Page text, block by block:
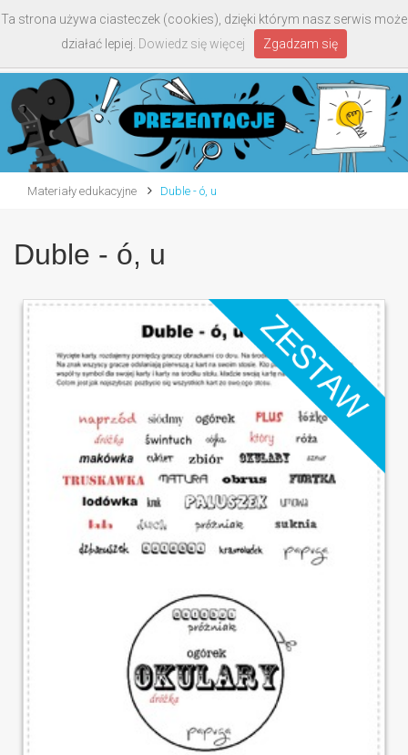
Materiały edukacyjne Duble - ó, u
Duble - ó, u
Ta strona używa ciasteczek (cookies), dzięki którym nasz serwis może
działać lepiej. Dowiedz się więcej Zgadzam się